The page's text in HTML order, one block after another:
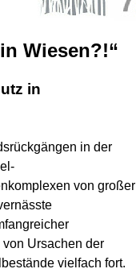
Wiesen?!“
in
in der
von großer
Ursachen der
vielfach fort.